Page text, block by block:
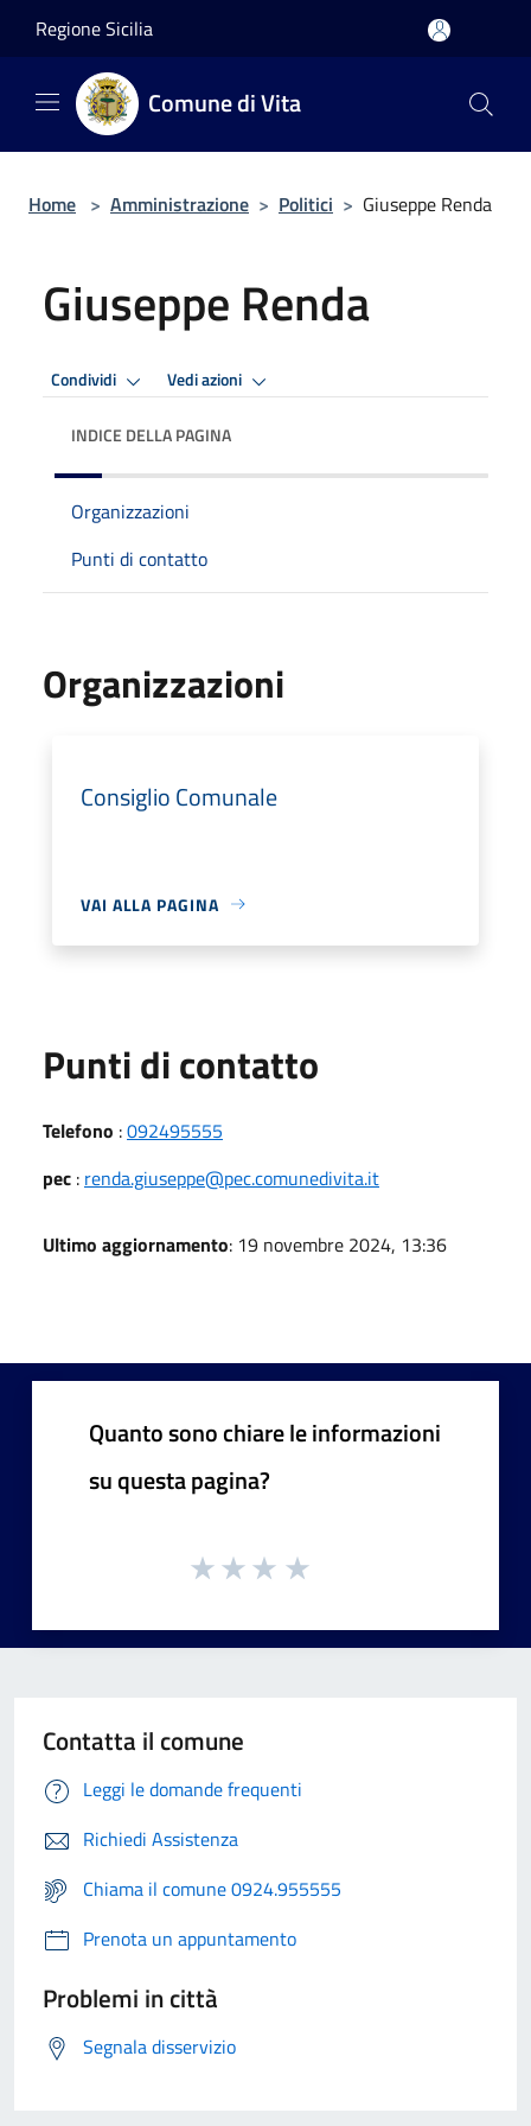
Regione Sicilia
Comune di Vita
Home > Amministrazione > Politici > Giuseppe Renda
Giuseppe Renda
Condividi Vedi azioni
INDICE DELLA PAGINA
Organizzazioni
Punti di contatto
Organizzazioni
Consiglio Comunale
VAI ALLA PAGINA
Punti di contatto
Telefono :092495555
pec : renda.giuseppe@pec.comunedivita.it
Ultimo aggiornamento: 19 novembre 2024, 13:36
Quanto sono chiare le informazioni
su questa pagina?
Contatta il comune
Leggi le domande frequenti
Richiedi Assistenza
Chiama il comune 0924.955555
Prenota un appuntamento
Problemi in città
Segnala disservizio